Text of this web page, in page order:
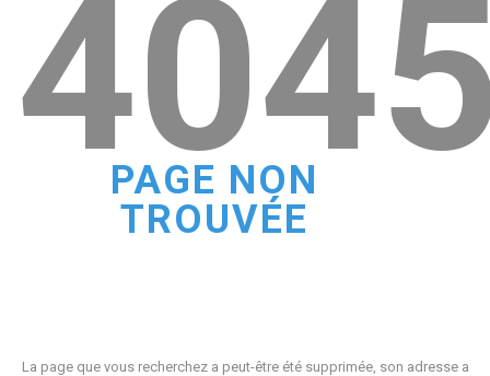
PAGE NON
TROUVÉE
La page que vous recherchez a peut-être été supprimée, son adresse a